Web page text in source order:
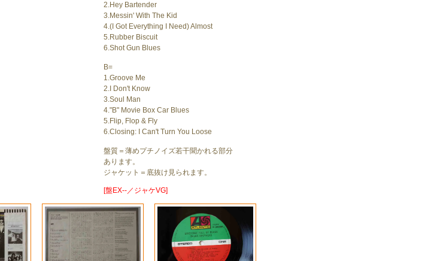
2.Hey Bartender
3.Messin' With The Kid
4.(I Got Everything I Need) Almost
5.Rubber Biscuit
6.Shot Gun Blues
B=
1.Groove Me
2.I Don't Know
3.Soul Man
4."B" Movie Box Car Blues
5.Flip, Flop & Fly
6.Closing: I Can't Turn You Loose
盤質＝薄めプチノイズ若干聞かれる部分
あります。
ジャケット＝底抜け見られます。
[盤EX--／ジャケVG]